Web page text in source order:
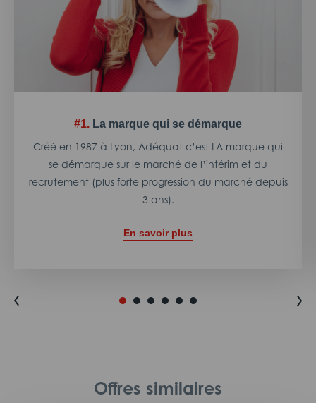
#1. La marque qui se démarque
Créé en 1987 à Lyon, Adéquat c’est LA marque qui
se démarque sur le marché de l’intérim et du
recrutement (plus forte progression du marché depuis
3 ans).
En savoir plus
Offres similaires